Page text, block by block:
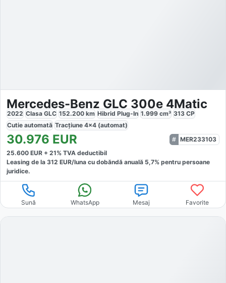
Mercedes-Benz GLC 300e 4Matic
2022 Clasa GLC 152.200 km Hibrid Plug-In 1.999 cm³ 313 CP
Cutie automată Tracțiune 4x4 (automat)
30.976 EUR
MER233103
25.600 EUR + 21% TVA deductibil
Leasing de la 312 EUR/luna cu dobăndă anuală 5,7% pentru persoane
juridice.
Sună WhatsApp Mesaj Favorite